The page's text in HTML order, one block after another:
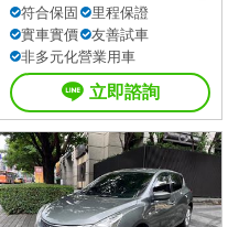
符合保固
里程保證
實車實價
友善試車
非多元化營業用車
立即諮詢